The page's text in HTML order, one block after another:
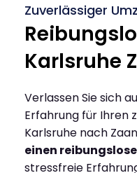
Zuverlässiger
Karlsruhe
Verlassen Sie sich
Erfahrung für Ihren
Karlsruhe nach
einen
stressfreie